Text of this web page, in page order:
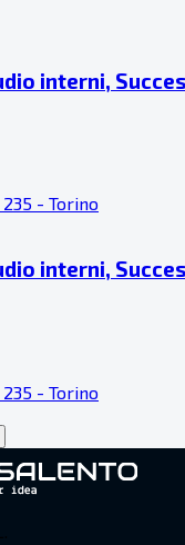
interni,
- Torino
interni,
- Torino